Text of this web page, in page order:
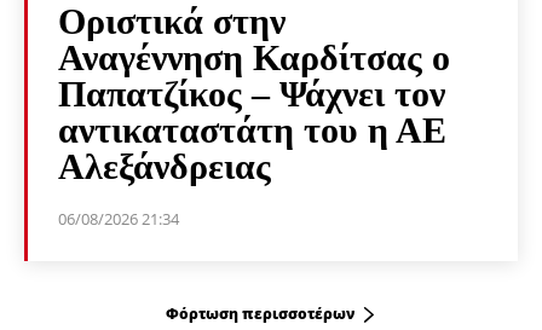
Οριστικά στην
Αναγέννηση Καρδίτσας ο
Παπατζίκος – Ψάχνει τον
αντικαταστάτη του η ΑΕ
Αλεξάνδρειας
06/08/2026 21:34
Φόρτωση περισσοτέρων